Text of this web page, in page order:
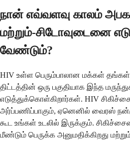
நான் எவ்வளவு காலம்
மற்றும்-சிடோவுடைனை
வேண்டும்?
HIV உள்ள பெரும்பாலான மக்கள் தங்கள்
திட்டத்தின் ஒரு பகுதியாக இந்த
எடுத்துக்கொள்கிறார்கள். HIV
அர்ப்பணிப்பாகும், ஏனெனில் வைரஸ்
கூட உங்கள் உடலில் இருக்கும்.
மீண்டும் பெருக்க அனுமதிக்கிறது